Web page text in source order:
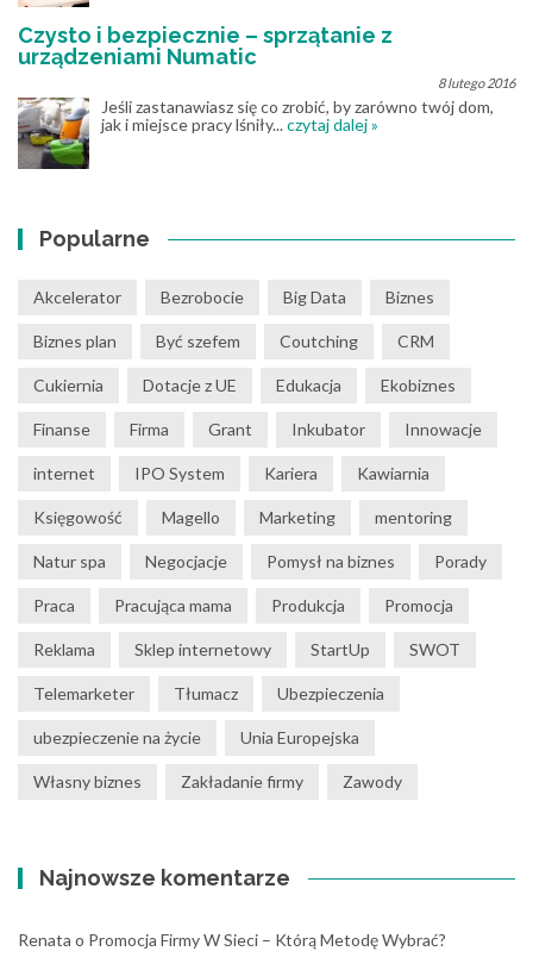
Czysto i bezpiecznie – sprzątanie z
urządzeniami Numatic
8 lutego 2016
Jeśli zastanawiasz się co zrobić, by zarówno twój dom,
jak i miejsce pracy lśniły...czytaj dalej »
Popularne
Akcelerator Bezrobocie Big Data Biznes
Biznes plan Być szefem Coutching CRM
Cukiernia Dotacje z UE Edukacja Ekobiznes
Finanse Firma Grant Inkubator Innowacje
internet IPO System Kariera Kawiarnia
Księgowość Magello Marketing mentoring
Natur spa Negocjacje Pomysł na biznes Porady
Praca Pracująca mama Produkcja Promocja
Reklama Sklep internetowy StartUp SWOT
Telemarketer Tłumacz Ubezpieczenia
ubezpieczenie na życie Unia Europejska
Własny biznes Zakładanie firmy Zawody
Najnowsze komentarze
Renata o Promocja Firmy W Sieci – Którą Metodę Wybrać?